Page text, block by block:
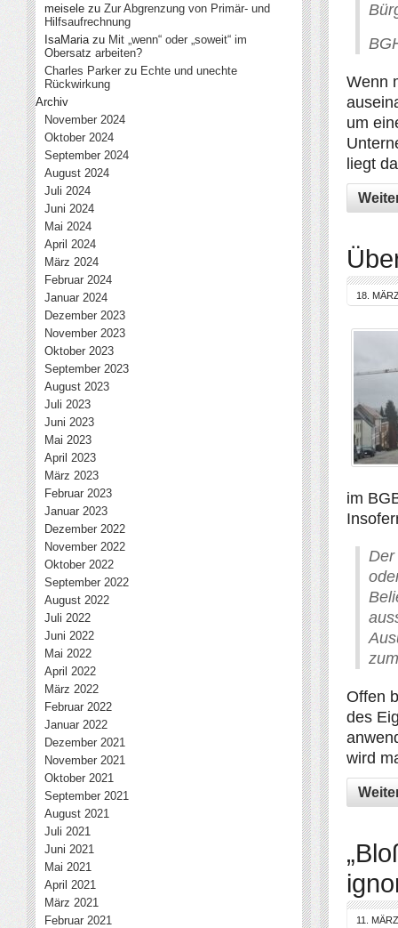
Wenn
um
liegt
18.
im
Offen
des
wird
11.
meisele zu Zur Abgrenzung von Primär- und
Hilfsaufrechnung
IsaMariazu Mit „wenn“ oder „soweit“ im
Obersatz arbeiten?
Charles Parker zu Echte und unechte
Rückwirkung
Archiv
November 2024
Oktober 2024
September 2024
August 2024
Juli 2024
Juni 2024
Mai 2024
April 2024
März 2024
Februar 2024
Januar 2024
Dezember 2023
November 2023
Oktober 2023
September 2023
August 2023
Juli 2023
Juni 2023
Mai 2023
April 2023
März 2023
Februar 2023
Januar 2023
Dezember 2022
November 2022
Oktober 2022
September 2022
August 2022
Juli 2022
Juni 2022
Mai 2022
April 2022
März 2022
Februar 2022
Januar 2022
Dezember 2021
November 2021
Oktober 2021
September 2021
August 2021
Juli 2021
Juni 2021
Mai 2021
April 2021
März 2021
Februar 2021